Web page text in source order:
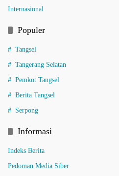
Internasional
Populer
Tangsel
Tangerang Selatan
Pemkot Tangsel
Berita Tangsel
Serpong
Informasi
Indeks Berita
Pedoman Media Siber